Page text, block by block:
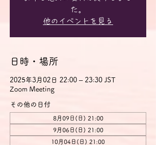
た。
他のイベントを見る
日時・場所
2025年3月02日 22:00 – 23:30 JST
Zoom Meeting
その他の日付
8月09日(日) 21:00
9月06日(日) 21:00
10月04日(日) 21:00